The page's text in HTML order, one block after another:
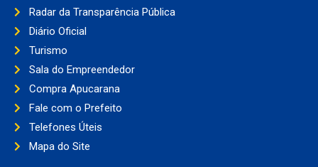
Radar da Transparência Pública
Diário Oficial
Turismo
Sala do Empreendedor
Compra Apucarana
Fale com o Prefeito
Telefones Úteis
Mapa do Site